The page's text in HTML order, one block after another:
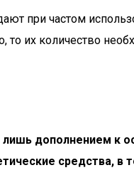
при частом
их количество
дополнением к